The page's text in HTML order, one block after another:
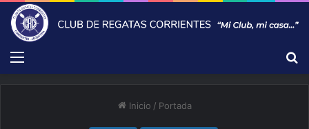
Menú
Inicio / Portada